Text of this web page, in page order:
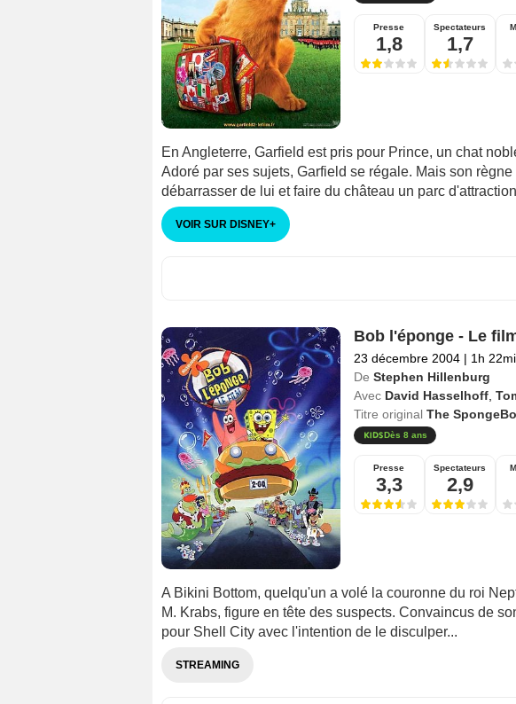
Presse
1,8
Spectateurs
1,7
En Angleterre, Garfield est pris pour Prince, un chat
Adoré par ses sujets, Garfield se régale. Mais son
débarrasser de lui et faire du château un parc
VOIR SUR DISNEY+
Bob l'éponge - Le
23 décembre 2004 | 1h
De Stephen Hillenburg
Avec David Hasselhoff,
Titre original The
Dès 8 ans
Presse
3,3
Spectateurs
2,9
A Bikini Bottom, quelqu'un a volé la couronne du roi
M. Krabs, figure en tête des suspects. Convaincus de
pour Shell City avec l'intention de le disculper...
STREAMING